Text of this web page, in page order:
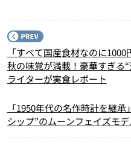
「すべて国産食材なのに
秋の味覚が満載！豪華すぎる
ライターが実食レポート
「1950年代の名作時計を継
シップ”のムーンフェイズモ